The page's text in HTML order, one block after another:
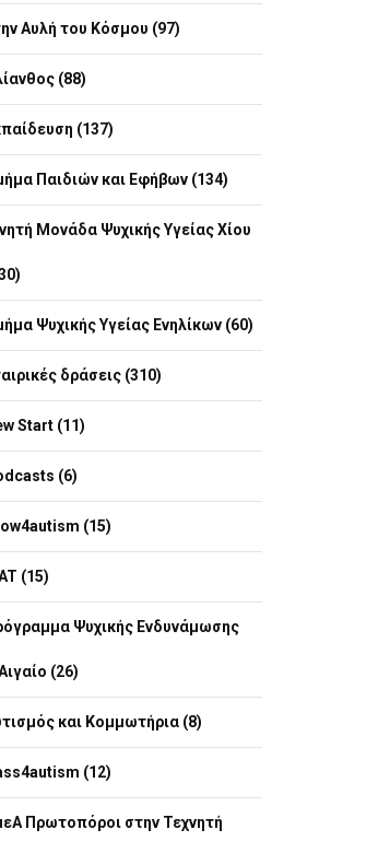
Αυλή του Κόσμου (97)
(88)
(137)
Παιδιών και Εφήβων (134)
Μονάδα Ψυχικής Υγείας Χίου
Ψυχικής Υγείας Ενηλίκων (60)
δράσεις (310)
Start (11)
(6)
(15)
(15)
Ψυχικής Ενδυνάμωσης
(26)
και Κομμωτήρια (8)
(12)
Πρωτοπόροι στην Τεχνητή